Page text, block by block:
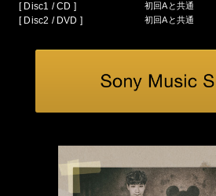
[ Disc1 / CD ] 初回Aと共通
[ Disc2 / DVD ] 初回Aと共通